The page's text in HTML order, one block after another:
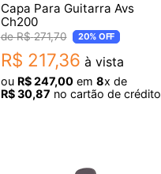
Capa Para Guitarra Avs
Ch200
R$ 271,70 20% OFF
R$ 217,36 à vista
ou R$ 247,00em 8x de
R$ 30,87 no cartão de crédito